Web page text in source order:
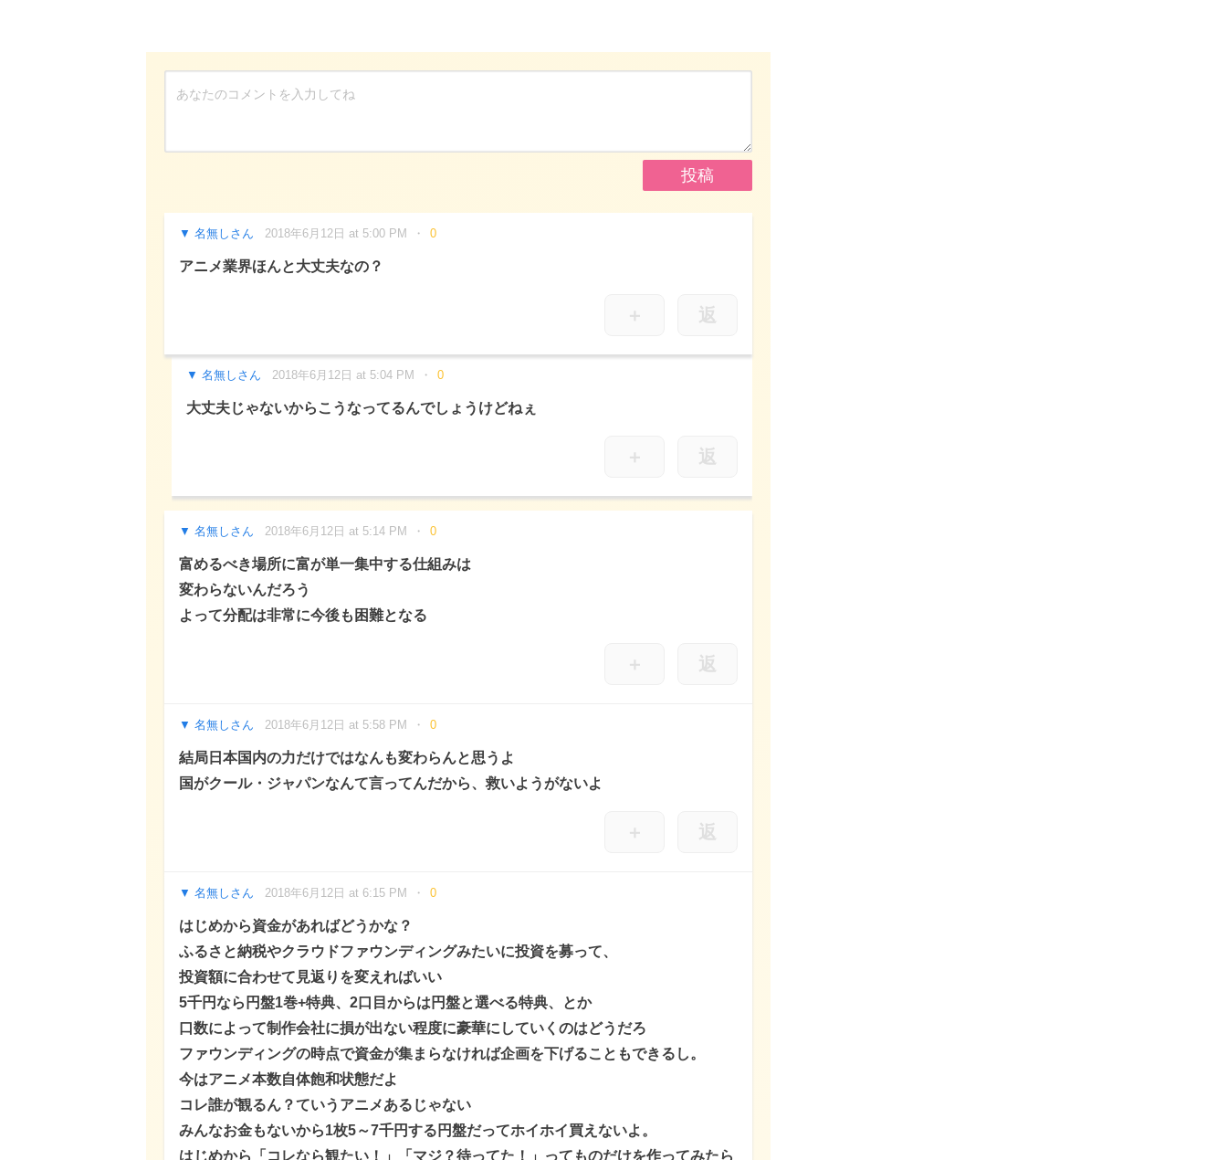
名無しさん 2018年6月12日 at 5:00 PM 0
アニメ業界ほんと大丈夫なの？
＋ 返
名無しさん 2018年6月12日 at 5:04 PM 0
大丈夫じゃないからこうなってるんでしょうけどねぇ
＋ 返
名無しさん 2018年6月12日 at 5:14 PM 0
富めるべき場所に富が単一集中する仕組みは
変わらないんだろう
よって分配は非常に今後も困難となる
＋ 返
名無しさん 2018年6月12日 at 5:58 PM 0
結局日本国内の力だけではなんも変わらんと思うよ
国がクール・ジャパンなんて言ってんだから、救いようがないよ
＋ 返
名無しさん 2018年6月12日 at 6:15 PM 0
はじめから資金があればどうかな？
ふるさと納税やクラウドファウンディングみたいに投資を募って、
投資額に合わせて見返りを変えればいい
5千円なら円盤1巻+特典、2口目からは円盤と選べる特典、とか
口数によって制作会社に損が出ない程度に豪華にしていくのはどうだろ
ファウンディングの時点で資金が集まらなければ企画を下げることもできるし。
今はアニメ本数自体飽和状態だよ
コレ誰が観るん？ていうアニメあるじゃない
みんなお金もないから1枚5～7千円する円盤だってホイホイ買えないよ。
はじめから「コレなら観たい！」「マジ？待ってた！」ってものだけを作ってみたら